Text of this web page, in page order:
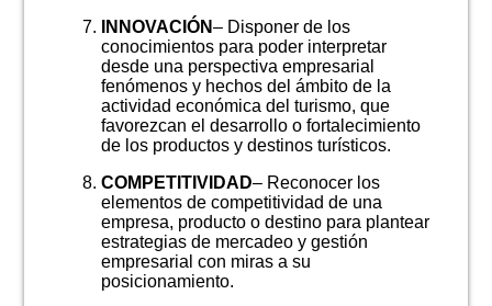
INNOVACIÓN– Disponer de los
conocimientos para poder interpretar
desde una perspectiva empresarial
fenómenos y hechos del ámbito de la
actividad económica del turismo, que
favorezcan el desarrollo o fortalecimiento
de los productos y destinos turísticos.
COMPETITIVIDAD– Reconocer los
elementos de competitividad de una
empresa, producto o destino para plantear
estrategias de mercadeo y gestión
empresarial con miras a su
posicionamiento.